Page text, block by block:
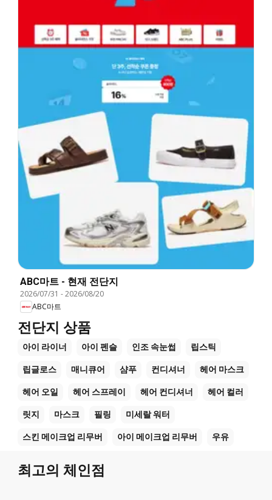
ABC마트 - 현재 전단지
2026/07/31 -2026/08/20
ABC마트
전단지 상품
아이 라이너 아이 펜슬 인조 속눈썹 립스틱
립글로스 매니큐어 샴푸 컨디셔너 헤어 마스크
헤어 오일 헤어 스프레이 헤어 컨디셔너 헤어 컬러
릿지 마스크 필링 미세랄 워터
스킨 메이크업 리무버 아이 메이크업 리무버 우유
최고의 체인점